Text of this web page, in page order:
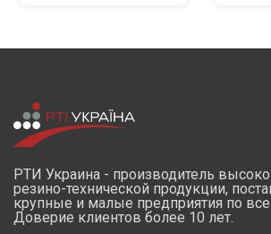
РТИ Украина - производитель
резино-технической продукции,
крупные и малые предприятия по
Доверие клиентов более 10 лет.